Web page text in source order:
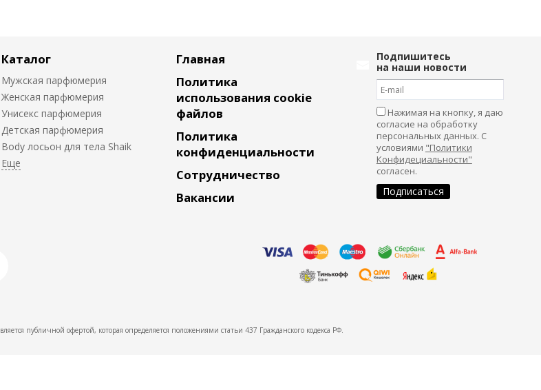
Каталог
Мужская парфюмерия
Женская парфюмерия
Унисекс парфюмерия
Детская парфюмерия
Body лосьон для тела Shaik
Главная
Политика
использования cookie
файлов
Политика
конфиденциальности
Сотрудничество
Вакансии
Подпишитесь
на наши новости
Нажимая на кнопку, я даю
согласие на обработку
персональных данных. С
условиями "Политики
Конфидециальности"
согласен.
публичной офертой, которая определяется положениями статьи 437 Гражданского кодекса РФ.